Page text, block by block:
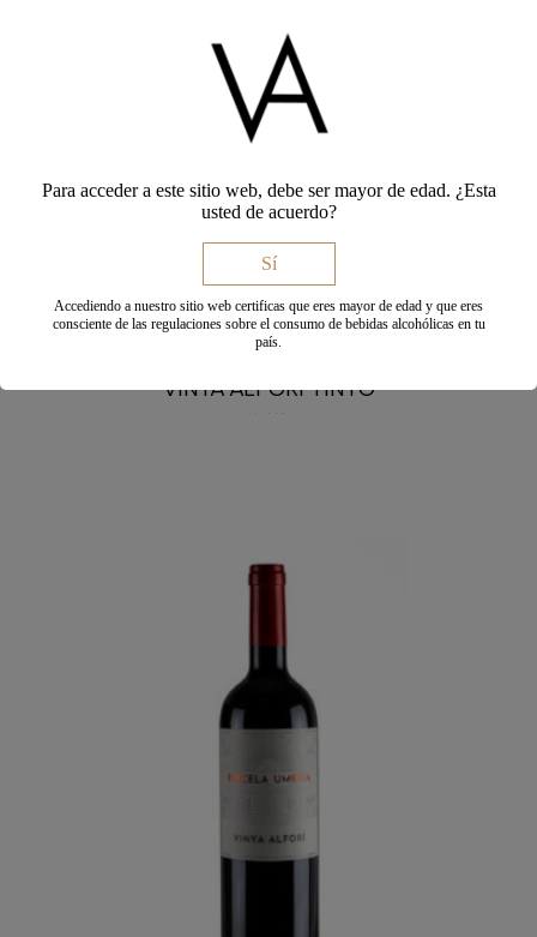
VINYA ALFORÍ TINTO
Para acceder a este sitio web, debe ser mayor de edad. ¿Esta
usted de acuerdo?
Sí
Accediendo a nuestro sitio web certificas que eres mayor de edad y que eres
consciente de las regulaciones sobre el consumo de bebidas alcohólicas en tu
país.